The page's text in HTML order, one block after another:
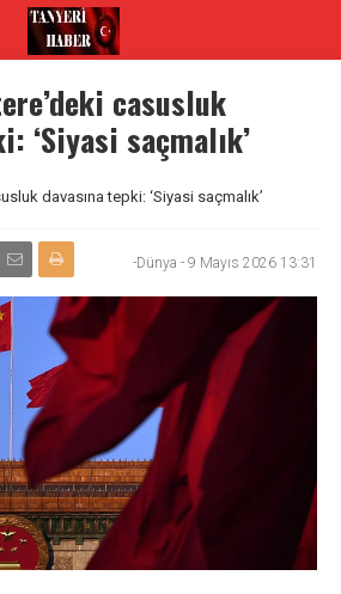
casusluk
‘Siyasi saçmalık’
davasına tepki: ‘Siyasi saçmalık’
-Dünya - 9 Mayıs 2026 13:31